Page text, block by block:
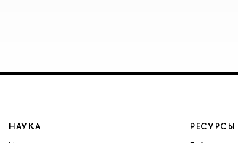
НАУКА
РЕСУРСЫ